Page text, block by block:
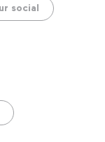
social